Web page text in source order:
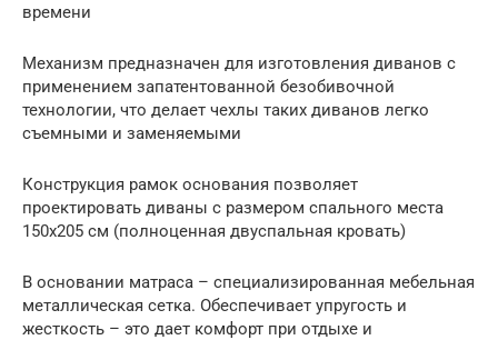
времени
Механизм предназначен для изготовления диванов с
применением запатентованной безобивочной
технологии, что делает чехлы таких диванов легко
съемными и заменяемыми
Конструкция рамок основания позволяет
проектировать диваны с размером спального места
150х205 см (полноценная двуспальная кровать)
В основании матраса – специализированная мебельная
металлическая сетка. Обеспечивает упругость и
жесткость – это дает комфорт при отдыхе и